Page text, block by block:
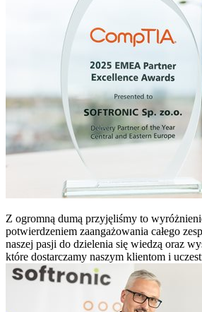
Z ogromną dumą przyjęliśmy to
potwierdzeniem zaangażowania całego
naszej pasji do dzielenia się wiedzą oraz
które dostarczamy naszym klientom i